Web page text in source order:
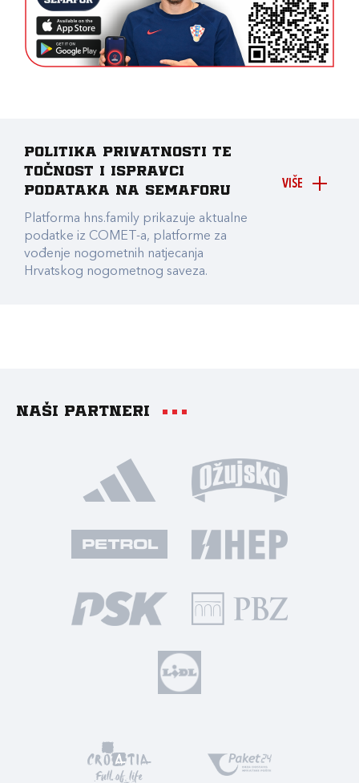
VIŠE
Politika privatnosti te
točnost i ispravci
podataka na Semaforu
Platforma hns.family prikazuje aktualne
podatke iz COMET-a, platforme za
vođenje nogometnih natjecanja
Hrvatskog nogometnog saveza.
Naši partneri